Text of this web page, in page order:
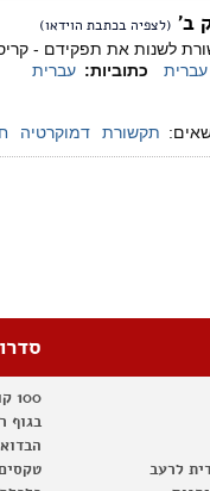
ב' (לצפיה בכתבת הוידאו)
לשנות את תפקידם -
עברית כתוביות: עברית
תקשורת דמוקרטיה
לרעב
100 קולות
בגוף